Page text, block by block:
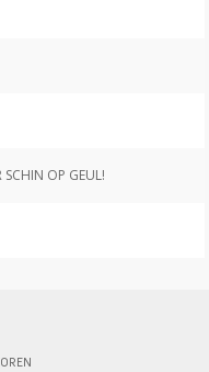
SCHIN OP GEUL!